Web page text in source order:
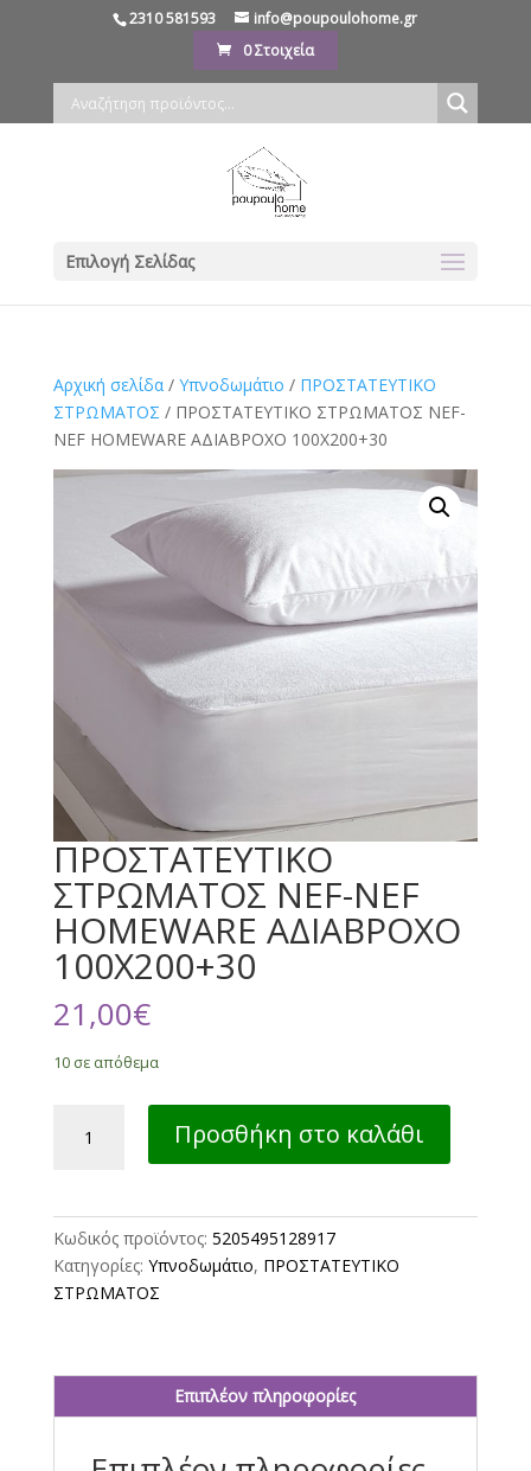
2310 581593
info@poupoulohome.gr
0 Στοιχεία
Επιλογή Σελίδας
Αρχική σελίδα/ Υπνοδωμάτιο / ΠΡΟΣΤΑΤΕΥΤΙΚΟ
ΣΤΡΩΜΑΤΟΣ / ΠΡΟΣΤΑΤΕΥΤΙΚΟ ΣΤΡΩΜΑΤΟΣ NEF-
NEF HOMEWARE ΑΔΙΑΒΡΟΧΟ 100X200+30
ΠΡΟΣΤΑΤΕΥΤΙΚΟ
ΣΤΡΩΜΑΤΟΣ NEF-NEF
HOMEWARE ΑΔΙΑΒΡΟΧΟ
100X200+30
21,00€
10 σε απόθεμα
ΣΤΡΩΜΑΤΟΣ
HOMEWARE
ΑΔΙΑΒΡΟΧΟ
100X200+30
Προσθήκη στο καλάθι
Κωδικός προϊόντος: 5205495128917
Κατηγορίες: Υπνοδωμάτιο, ΠΡΟΣΤΑΤΕΥΤΙΚΟ
ΣΤΡΩΜΑΤΟΣ
Επιπλέον πληροφορίες